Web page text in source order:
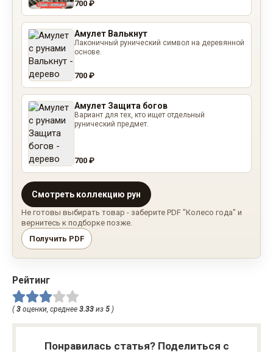
700 ₽
Амулет Валькнут
Лаконичный рунический символ на деревянной
основе.
700 ₽
Амулет Защита богов
Вариант для тех, кто ищет отдельный
рунический предмет.
700 ₽
Смотреть коллекцию рун
Не готовы выбирать товар - заберите PDF "Колесо года" и
вернитесь к подборке позже.
Получить PDF
Рейтинг
( 3 оценки, среднее 3.33 из 5 )
Понравилась статья? Поделиться с